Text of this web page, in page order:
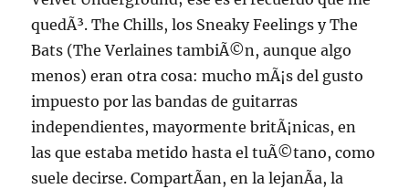
quedÃ³. The Chills, los Sneaky Feelings y The
Bats (The Verlaines tambiÃ©n, aunque algo
menos) eran otra cosa: mucho mÃ¡s del gusto
impuesto por las bandas de guitarras
independientes, mayormente britÃ¡nicas, en
las que estaba metido hasta el tuÃ©tano, como
suele decirse. CompartÃ­an, en la lejanÃ­a, la